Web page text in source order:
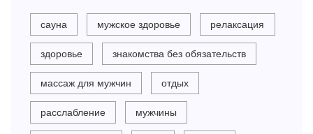
сауна мужское здоровье релаксация
здоровье знакомства без обязательств
массаж для мужчин отдых
расслабление мужчины